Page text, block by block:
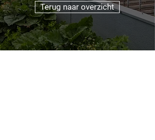
Terug naar overzicht